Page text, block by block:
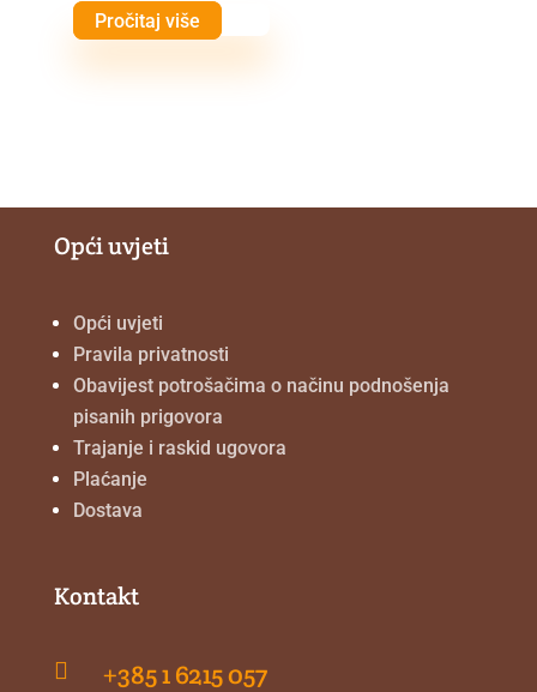
Pročitaj više
Opći uvjeti
Opći uvjeti
Pravila privatnosti
Obavijest potrošačima o načinu podnošenja
pisanih prigovora
Trajanje i raskid ugovora
Plaćanje
Dostava
Kontakt
 +385 1 6215 057